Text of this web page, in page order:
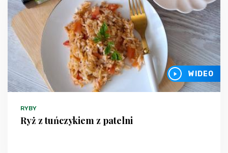
WIDEO
RYBY
Ryż z tuńczykiem z patelni